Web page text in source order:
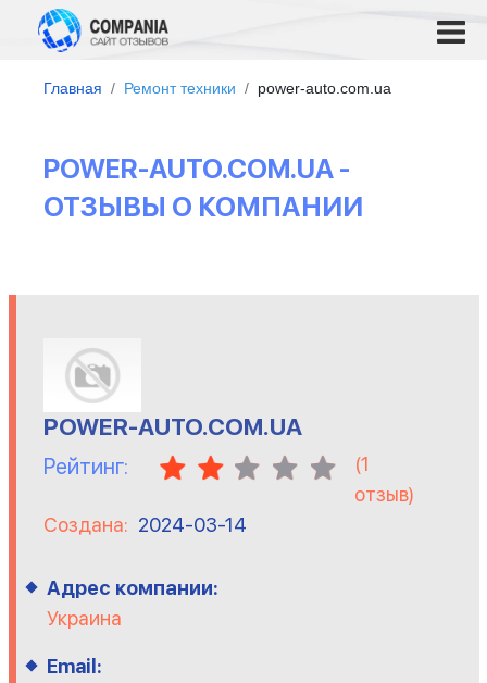
Главная Ремонт техники power-auto.com.ua
POWER-AUTO.COM.UA -
ОТЗЫВЫ О КОМПАНИИ
POWER-AUTO.COM.UA
Рейтинг: (1
отзыв)
Создана: 2024-03-14
Адрес компании:
Украина
Email: